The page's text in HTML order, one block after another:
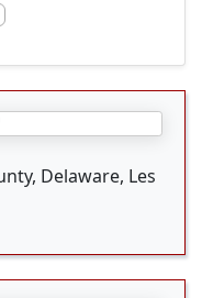
Delaware, Les